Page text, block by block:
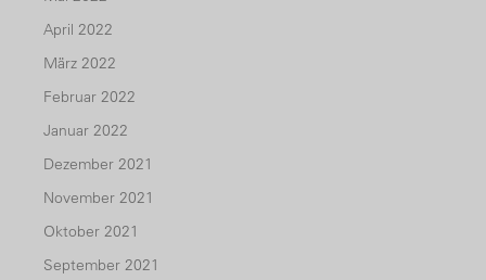
April 2022
März 2022
Februar 2022
Januar 2022
Dezember 2021
November 2021
Oktober 2021
September 2021